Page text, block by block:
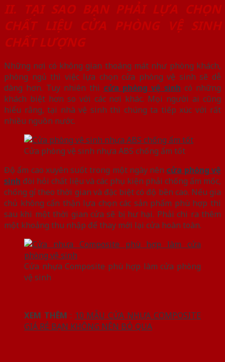
II. TẠI SAO BẠN PHẢI LỰA CHỌN
CHẤT LIỆU CỬA PHÒNG VỆ SINH
CHẤT LƯỢNG
Những nơi có không gian thoáng mát như phòng khách,
phòng ngủ thì việc lựa chọn cửa phòng vệ sinh sẽ dễ
dàng hơn. Tuy nhiên thì cửa phòng vệ sinh có những
khách biệt hơn so với các nơi khác. Mọi người ai cũng
hiểu rằng, tại nhà vệ sinh thì chúng ta tiếp xúc với rất
nhiều nguồn nước.
Cửa phòng vệ sinh nhựa ABS chống ẩm tốt
Độ ẩm cao xuyên suốt trong một ngày nên cửa phòng vệ
sinh đòi hỏi chất liệu và các phụ kiện phải chống ẩm mốc,
chống gỉ theo thời gian và đặc biệt có độ bền cao. Nếu gia
chủ không cẩn thận lựa chọn các sản phẩm phù hợp thì
sau khi một thời gian cửa sẽ bị hư hại. Phải chi ra thêm
một khoảng thu nhập để thay mới lại cửa hoàn toàn.
Cửa nhựa Composite phù hợp làm cửa phòng
vệ sinh
XEM THÊM : 10 MẪU CỬA NHỰA COMPOSITE
GIÁ RẺ BẠN KHÔNG NÊN BỎ QUA